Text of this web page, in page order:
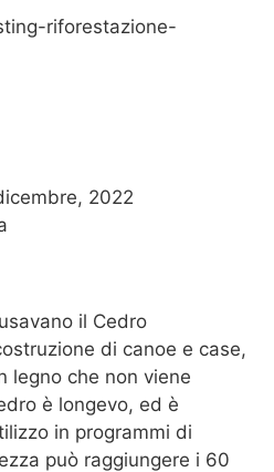
2022
il Cedro
di canoe e case,
legno che non viene
è longevo, ed è
in programmi di
può raggiungere i 60